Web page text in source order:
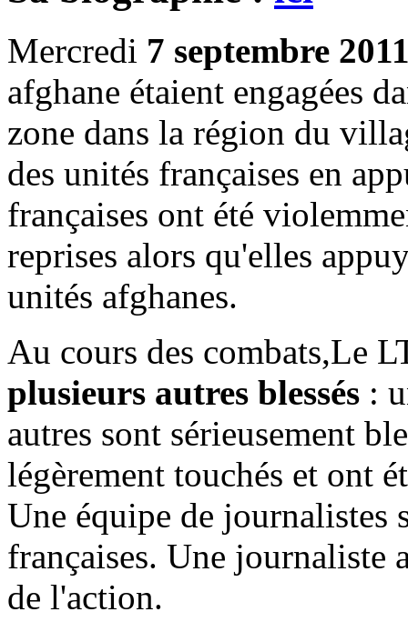
Mercredi 7 septembre
afghane étaient engagées
zone dans la région du
des unités françaises en
françaises ont été
reprises alors qu'elles
unités afghanes.
Au cours des combats,Le
plusieurs autres blessés :
autres sont sérieusement
légèrement touchés et ont
Une équipe de journalistes
françaises. Une journaliste
de l'action.